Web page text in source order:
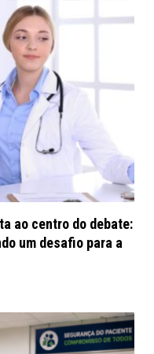
ao centro do debate:
um desafio para a